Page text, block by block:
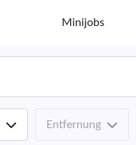
Minijobs
Entfernung